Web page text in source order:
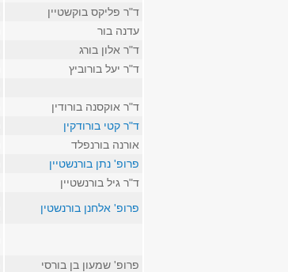
ד"ר פליקס בוקשטיין
עדנה בור
ד"ר אלון בורג
ד"ר יעל בורוביץ
ד"ר אוקסנה בורודין
ד"ר קטי בורודקין
אורנה בורנפלד
פרופ' נתן בורנשטיין
ד"ר גיל בורנשטיין
פרופ' אלחנן בורנשטין
פרופ' שמעון בן בורסי